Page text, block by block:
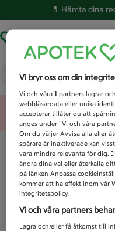
💊 Hämta dina
Vad letar du
Vi bryr oss om din
Vi och våra1 partners lagrar
webbläsardata eller unika
accepterar tillåter du att
anges under ”Vi och våra
Om du väljer Avvisa alla eller
spårare är inaktiverade kan
vara mindre relevanta för dig.
ändra dina val eller återkalla
på länken Anpassa
kommer att ha effekt inom vår
integritetspolicy.
Vi och våra partners
Lagra och/eller få åtkomst till